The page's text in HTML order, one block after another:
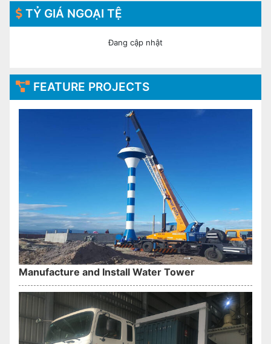
TỶ GIÁ NGOẠI TỆ
Đang cập nhật
FEATURE PROJECTS
Manufacture and Install Water Tower